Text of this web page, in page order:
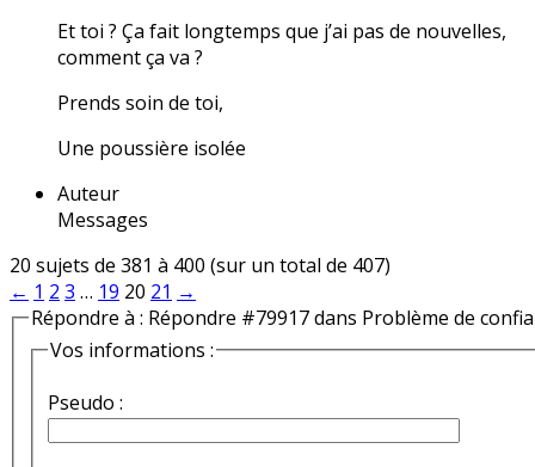
Et toi ? Ça fait longtemps que j’ai pas de nouvelles,
comment ça va ?
Prends soin de toi,
Une poussière isolée
Auteur
Messages
20 sujets de 381 à 400 (sur un total de 407)
← 1 2 3 … 19 20 21 →
Répondre à : Répondre #79917 dans Problème de
Vos informations :
Pseudo :